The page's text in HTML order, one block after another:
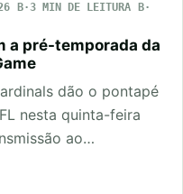
3 MIN DE LEITURA
a pré-temporada da
dão o pontapé
nesta quinta-feira
ao…